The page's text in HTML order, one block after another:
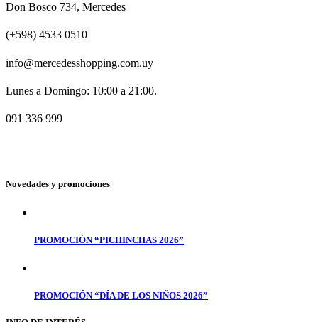
Don Bosco 734, Mercedes
(+598) 4533 0510
info@mercedesshopping.com.uy
Lunes a Domingo: 10:00 a 21:00.
091 336 999
Novedades y promociones
PROMOCIÓN “PICHINCHAS 2026”
PROMOCIÓN “DÍA DE LOS NIÑOS 2026”